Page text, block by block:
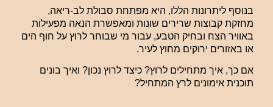
בנוסף ליתרונות הללו, היא מפתחת סבולת לב-ריאה,
מחזקת קבוצות שרירים שונות ומאפשרת הנאה מפעילות
באוויר הצח ובחיק הטבע, עבור מי שבוחר לרוץ על חוף הים
או באזורים ירוקים מחוץ לעיר.
אם כך, איך מתחילים לרוץ? כיצד לרוץ נכון? ואיך בונים
תוכנית אימונים לרץ המתחיל?